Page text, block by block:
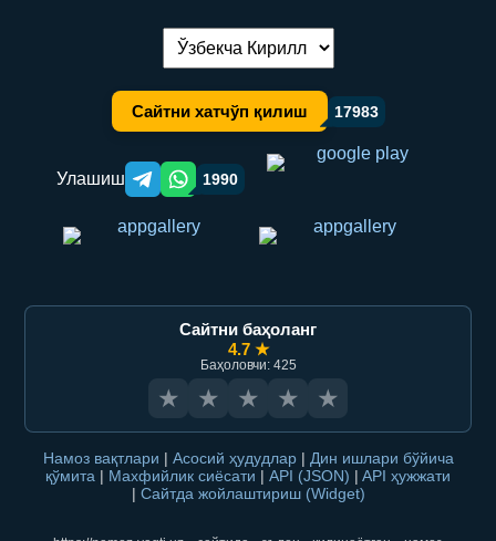
Тилни алмаштириш:
Сайтни хатчўп қилиш 17983
Улашиш Telegram orqali ulashish
WhatsApp orqali ulashish
1990
Сайтни баҳоланг
4.7 ★
Баҳоловчи: 425
★ ★ ★ ★ ★
Намоз вақтлари | Асосий ҳудудлар | Дин ишлари бўйича
қўмита | Махфийлик сиёсати | API (JSON) | API ҳужжати
| Сайтда жойлаштириш (Widget)